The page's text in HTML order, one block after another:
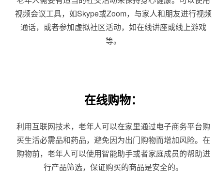
视频会议工具，如Skype或Zoom，与家人和朋友进行视频
通话，或者参加虚拟社区活动，如在线讲座或线上游戏
等。
在线购物：
利用互联网技术，老年人可以在家里通过电子商务平台购
买生活必需品和药品，避免因为出门购物而增加风险。在
购物前，老年人可以使用智能助手或者家庭成员的帮助进
行产品筛选，保证购买的商品是安全的。